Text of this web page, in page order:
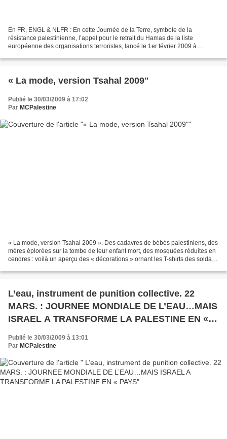
En FR, ENGL & NLFR : En cette Journée de la Terre, symbole de la
résistance palestinienne, l’appel pour le retrait du Hamas de la liste
européenne des organisations terroristes, lancé le 1er février 2009 à
« La mode, version Tsahal 2009"
Publié le 30/03/2009 à 17:02
Par MCPalestine
« La mode, version Tsahal 2009 ». Des cadavres de bébés palestiniens, des
mères éplorées sur la tombe de leur enfant mort, des mosquées réduites en
cendres : voilà un aperçu des « décorations » ornant les T-shirts des soldats
L’eau, instrument de punition collective. 22
MARS. : JOURNEE MONDIALE DE L’EAU…MAIS
ISRAEL A TRANSFORME LA PALESTINE EN «
PAYS
Publié le 30/03/2009 à 13:01
Par MCPalestine